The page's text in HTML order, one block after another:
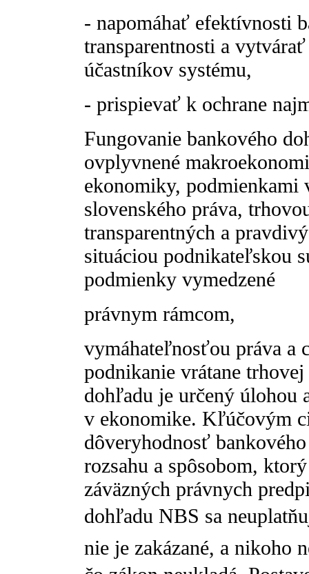
- napomáhať efektívnosti
transparentnosti a
účastníkov systému,
- prispievať k ochrane
Fungovanie bankového
ovplyvnené
ekonomiky, podmienkami
slovenského práva,
transparentných a
situáciou podnikateľskou
podmienky vymedzené
právnym rámcom,
vymáhateľnosťou práva a
podnikanie vrátane
dohľadu je určený úlohou
v ekonomike. Kľúčovým
dôveryhodnosť
rozsahu a spôsobom,
záväzných právnych
dohľadu NBS sa
nie je zakázané, a nikoho